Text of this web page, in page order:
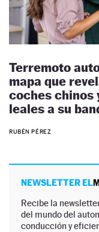
Terremoto
mapa que
coches chinos
leales a su
RUBÉN PÉREZ
NEWSLETTER EL
Recibe la
del mundo del
conducción y